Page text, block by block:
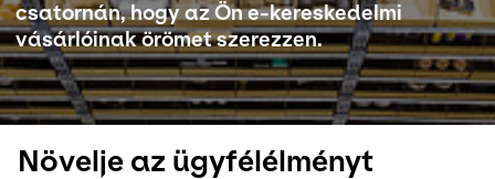
csatornán, hogy az Ön e-kereskedelmi
vásárlóinak örömet szerezzen.
Növelje az ügyfélélményt